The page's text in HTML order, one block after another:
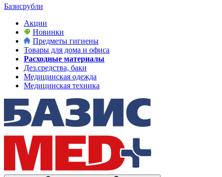
Базисрубли
Акции
Новинки
Предметы гигиены
Товары для дома и офиса
Расходные материалы
Дез.средства, баки
Медицинская одежда
Медицинская техника